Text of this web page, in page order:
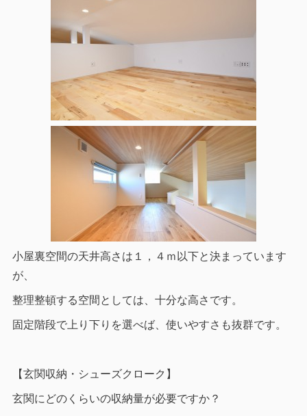
小屋裏空間の天井高さは１，４ｍ以下と決まっています
が、
整理整頓する空間としては、十分な高さです。
固定階段で上り下りを選べば、使いやすさも抜群です。
【玄関収納・シューズクローク】
玄関にどのくらいの収納量が必要ですか？